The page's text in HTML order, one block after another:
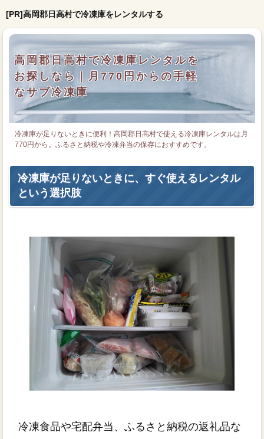
[PR]高岡郡日高村で冷凍庫をレンタルする
高岡郡日高村で冷凍庫レンタルを
お探しなら｜月770円からの手軽
なサブ冷凍庫
冷凍庫が足りないときに便利！高岡郡日高村で使える冷凍庫レンタルは月
770円から。ふるさと納税や冷凍弁当の保存におすすめです。
冷凍庫が足りないときに、すぐ使えるレンタル
という選択肢
冷凍食品や宅配弁当、ふるさと納税の返礼品な